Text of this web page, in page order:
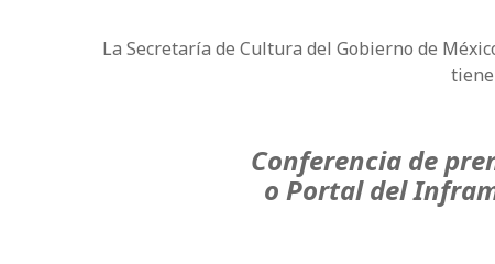
La Secretaría de Cultura del Gobierno de
Conferencia de
o Portal del